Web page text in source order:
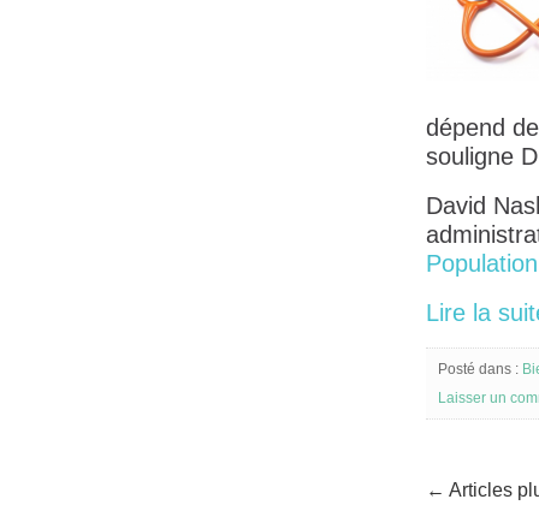
dépend
souligne
David
Lire la
Posté dans :
Laisser un
← Articles